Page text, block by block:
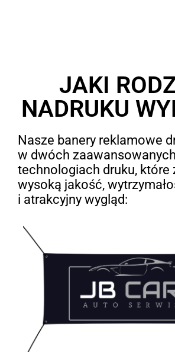
JAKI
NADRUKU
Nasze banery reklamowe
w dwóch zaawansowanych
technologiach druku, które
wysoką jakość,
i atrakcyjny wygląd: